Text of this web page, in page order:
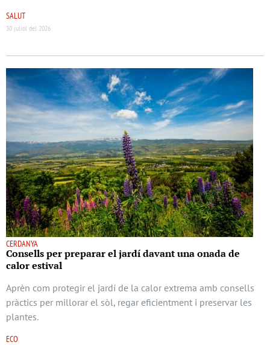
SALUT
30 juliol del 2026
CERDANYA
Consells per preparar el jardí davant una onada de
calor estival
Aprèn com protegir el jardí de la calor extrema amb consells
pràctics per millorar el sòl, regar eficientment i preservar les
plantes.
ECO